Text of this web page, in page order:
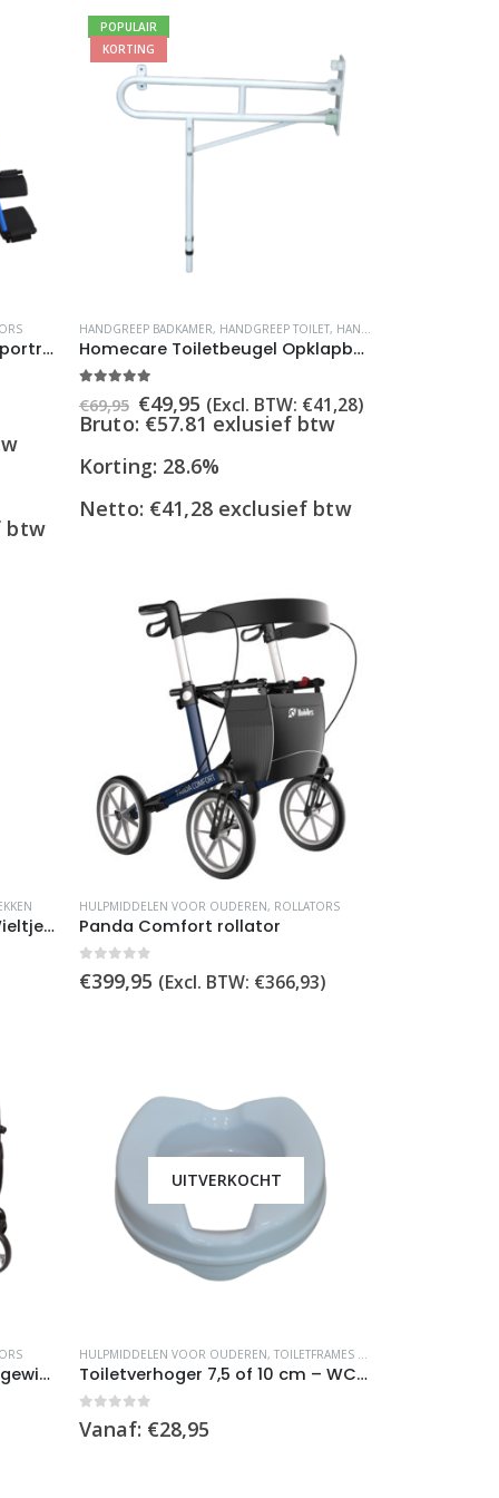
productpagina
Homecare Rollator en Transportrolstoel in 1 ? Met Zitting en Voetsteunen ? Blauw
btw
POPULAIR
KORTING
HANDGREEP BADKAMER, HANDGREEP TOILET, HANDVAT BADKAMER
Homecare Toiletbeugel Opklapbaar met Steunvoet – Verstelbare Toiletsteun – Wit
€69,95 Oorspronkelijke
prijs
€69,95.
€49,95 Huidige
prijs
€49,95.
(Excl. BTW: €41,28)
Bruto: €57.81 exlusief btw
Korting: 28.6%
Netto: €41,28exclusief btw
Opvouwbaar Looprek met Wieltjes – Zilver – Eenvoudig in Gebruik
HULPMIDDELEN VOOR OUDEREN, ROLLATORS
Panda Comfort rollator
€399,95 (Excl. BTW: €366,93)
Rollator Gepard – Ultra lichtgewicht
UITVERKOCHT
product
heeft
meerdere
HULPMIDDELEN VOOR OUDEREN, TOILETFRAMES EN VERHOGING
Toiletverhoger 7,5 of 10 cm – WC-bril max 180kg
out of 5
Vanaf: €28,95